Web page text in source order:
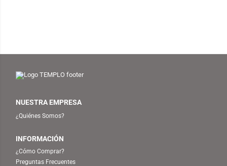
NUESTRA EMPRESA
¿Quiénes Somos?
INFORMACIÓN
¿Cómo Comprar?
Preguntas Frecuentes